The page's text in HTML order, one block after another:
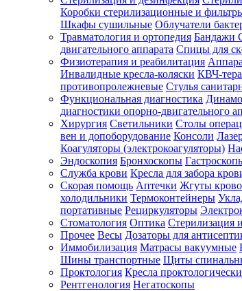
Зарегистрироваться
Зачем
регистрироваться?
Все
покупки
в
одном
месте
Личный
менеджер
Отслеживание
статуса
заказа
Коробки стерилизационные и
Шкафы сушильные Облучатели
Травматология и ортопедия Бандажи
двигательного аппарата Спицы для
Физиотерапия и реабилитация
Инвалидные кресла-коляски КВЧ-
противопролежневые Стулья
Функциональная диагностика
диагностики опорно-двигательного
Хирургия Светильники Столы
вен и допоборудование Консоли
Коагуляторы (электрокоагуляторы)
Эндоскопия Бронхоскопы
Служба крови Кресла для забора
Скорая помощь Аптечки Жгуты
холодильники Термоконтейнеры
портативные Рециркуляторы
Стоматология Оптика Стерилизация
Прочее Весы Дозаторы для
Иммобилизация Матрасы вакуумные
Шины транспортные Щиты
Проктология Кресла
Рентгенология Негатоскопы